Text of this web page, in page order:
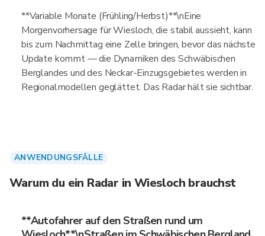
**Variable Monate (Frühling/Herbst)**\nEine
Morgenvorhersage für Wiesloch, die stabil aussieht, kann
bis zum Nachmittag eine Zelle bringen, bevor das nächste
Update kommt — die Dynamiken des Schwäbischen
Berglandes und des Neckar-Einzugsgebietes werden in
Regionalmodellen geglättet. Das Radar hält sie sichtbar.
ANWENDUNGSFÄLLE
Warum du ein Radar in Wiesloch brauchst
**Autofahrer auf den Straßen rund um